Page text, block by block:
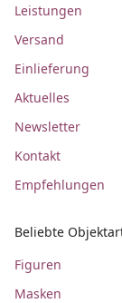
Leistungen
Versand
Einlieferung
Aktuelles
Newsletter
Kontakt
Empfehlungen
Beliebte
Figuren
Masken